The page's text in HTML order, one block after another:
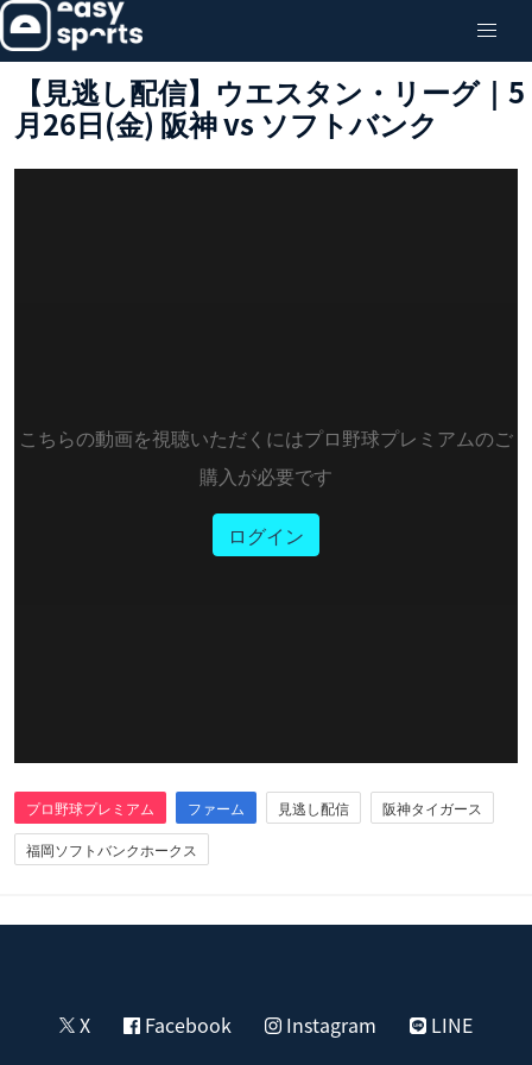
【見逃し配信】ウエスタン・リーグ｜5
月26日(金) 阪神 vs ソフトバンク
こちらの動画を視聴いただくにはプロ野球プレミアムのご
購入が必要です
ログイン
プロ野球プレミアム ファーム 見逃し配信
阪神タイガース
福岡ソフトバンクホークス
X Facebook Instagram LINE